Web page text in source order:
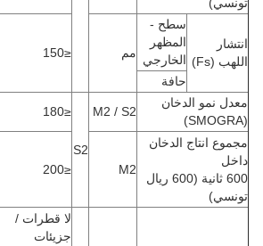
انتشار
اللهب (Fs)
سطح -
المظهر
الخارجي
مم ≤150
حافة
معدل نمو الدخان
M2 / S2
S2
≤180
مجموع انتاج الدخان
داخل
600 ثانية (600 ريال
تونسي)
M2
≤200
لا قطرات /
جزيئات